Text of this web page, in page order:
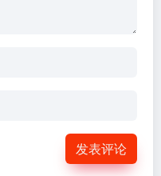
发表评论